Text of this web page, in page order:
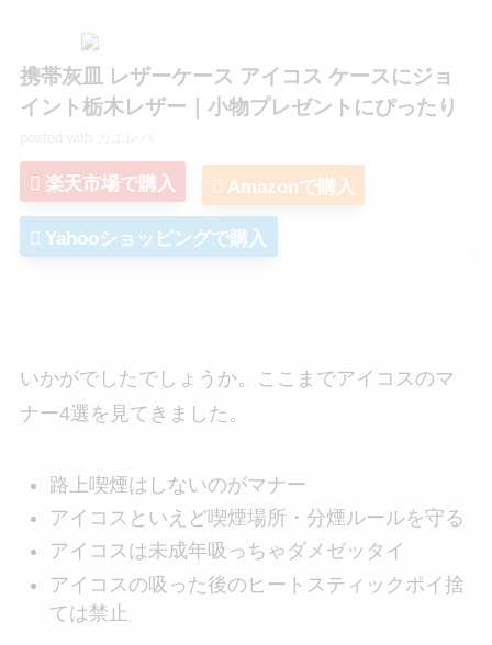
携帯灰皿 レザーケース アイコス ケースにジョ
イント栃木レザー｜小物プレゼントにぴったり
楽天市場で購入 Amazonで購入
Yahooショッピングで購入
いかがでしたでしょうか。ここまでアイコスのマ
ナー4選を見てきました。
路上喫煙はしないのがマナー
アイコスといえど喫煙場所・分煙ルールを守る
アイコスは未成年吸っちゃダメゼッタイ
アイコスの吸った後のヒートスティックポイ捨
ては禁止